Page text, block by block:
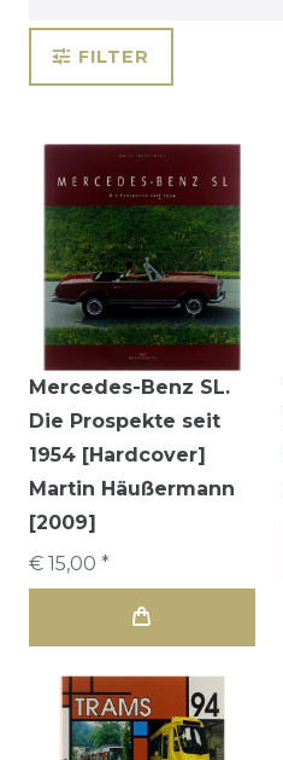
FILTER
Mercedes-Benz SL.
Die Prospekte seit
1954 [Hardcover]
Martin Häußermann
[2009]
€ 15,00 *